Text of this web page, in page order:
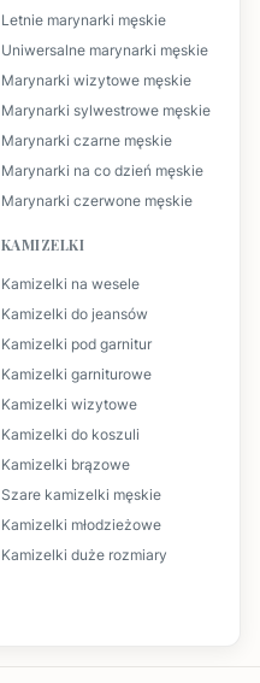
Letnie marynarki męskie
Uniwersalne marynarki męskie
Marynarki wizytowe męskie
Marynarki sylwestrowe męskie
Marynarki czarne męskie
Marynarki na co dzień męskie
Marynarki czerwone męskie
KAMIZELKI
Kamizelki na wesele
Kamizelki do jeansów
Kamizelki pod garnitur
Kamizelki garniturowe
Kamizelki wizytowe
Kamizelki do koszuli
Kamizelki brązowe
Szare kamizelki męskie
Kamizelki młodzieżowe
Kamizelki duże rozmiary